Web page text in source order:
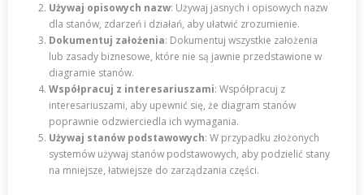
Używaj opisowych nazw: Używaj jasnych i opisowych nazw
dla stanów, zdarzeń i działań, aby ułatwić zrozumienie.
Dokumentuj założenia: Dokumentuj wszystkie założenia
lub zasady biznesowe, które nie są jawnie przedstawione w
diagramie stanów.
Współpracuj z interesariuszami: Współpracuj z
interesariuszami, aby upewnić się, że diagram stanów
poprawnie odzwierciedla ich wymagania.
Używaj stanów podstawowych: W przypadku złożonych
systemów używaj stanów podstawowych, aby podzielić stany
na mniejsze, łatwiejsze do zarządzania części.